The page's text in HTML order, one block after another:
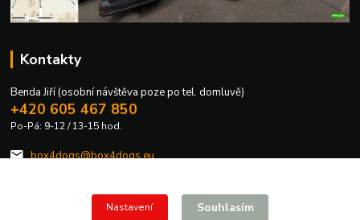
Kontakty
Benda Jiří (osobní návštěva poze po tel. domluvě)
+420 605 467 850
Po-Pá: 9-12 / 13-15 hod.
box4dogs@box4dogs.eu
Nastavení Souhlasím